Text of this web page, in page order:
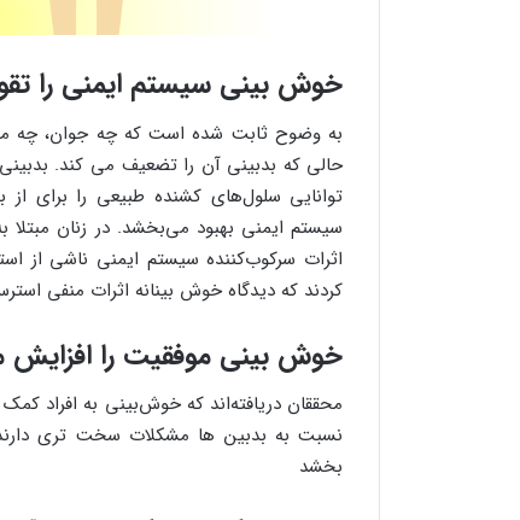
خوش بینی سیستم ایمنی را
به وضوح ثابت شده است که چه جوان، چه
حالی که بدبینی آن را تضعیف می کند.
توانایی سلول‌های کشنده طبیعی را برای
سیستم ایمنی بهبود می‌بخشد. در زنان
اثرات سرکوب‌کننده سیستم ایمنی ناشی از
کردند که دیدگاه خوش بینانه اثرات منفی
خوش بینی موفقیت را
محققان دریافته‌اند که خوش‌بینی به افراد
نسبت به بدبین ها مشکلات سخت تری
بخشد